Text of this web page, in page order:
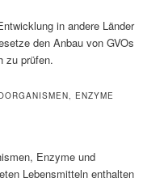
in andere Länder
den Anbau von GVOs
zu prüfen.
ENZYME
Enzyme und
Lebensmitteln enthalten